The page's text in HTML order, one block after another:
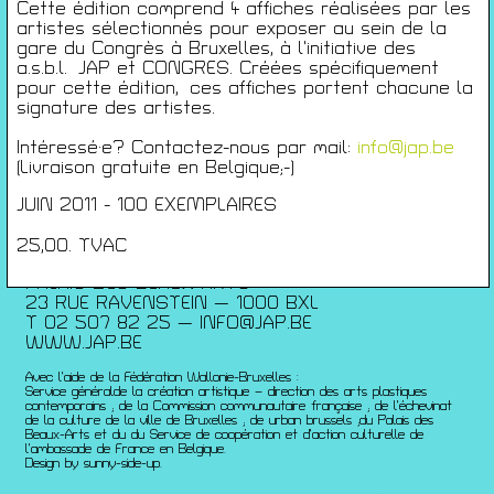
Cette édition comprend 4 affiches réalisées par les
artistes sélectionnés pour exposer au sein de la
gare du Congrès à Bruxelles, à l’initiative des
a.s.b.l. JAP et CONGRES. Créées spécifiquement
pour cette édition, ces affiches portent chacune la
signature des artistes.
Intéressé·e? Contactez-nous par mail: info@jap.be
(Livraison gratuite en Belgique;-)
JUIN 2011 - 100 EXEMPLAIRES
25,00. TVAC
Films
Rencontres
Architecture + Film
Expositions
Voyages
Saisons Précédentes
PALAIS DES BEAUX-ARTS
23 RUE RAVENSTEIN — 1000 BXL
T 02 507 82 25 —
INFO@JAP.BE
WWW.JAP.BE
Avec l’aide de la Fédération Wallonie-Bruxelles :
Service généralde la création artistique – direction des arts plastiques
contemporains ; de la Commission communautaire française ; de l’échevinat
de la culture de la ville de Bruxelles ; de urban brussels ;du Palais des
Beaux-Arts et du du Service de coopération et d’action culturelle de
l’ambassade de France en Belgique.
Design by sunny-side-up.